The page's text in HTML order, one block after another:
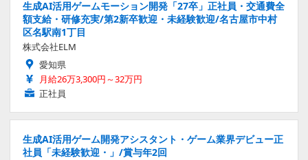
生成AI活用ゲームモーション開発「27卒」正社員・交通費全
額支給・研修充実/第2新卒歓迎・未経験歓迎/名古屋市中村
区名駅南1丁目
株式会社ELM
愛知県
月給26万3,300円～32万円
正社員
生成AI活用ゲーム開発アシスタント・ゲーム業界デビュー正
社員「未経験歓迎・」/賞与年2回